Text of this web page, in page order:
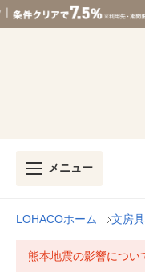
メニュー
LOHACOホーム 文房
熊本地震の影響につい